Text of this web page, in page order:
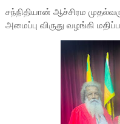
சந்நிதியான் ஆச்சிரம
அமைப்பு விருது வழங்கி